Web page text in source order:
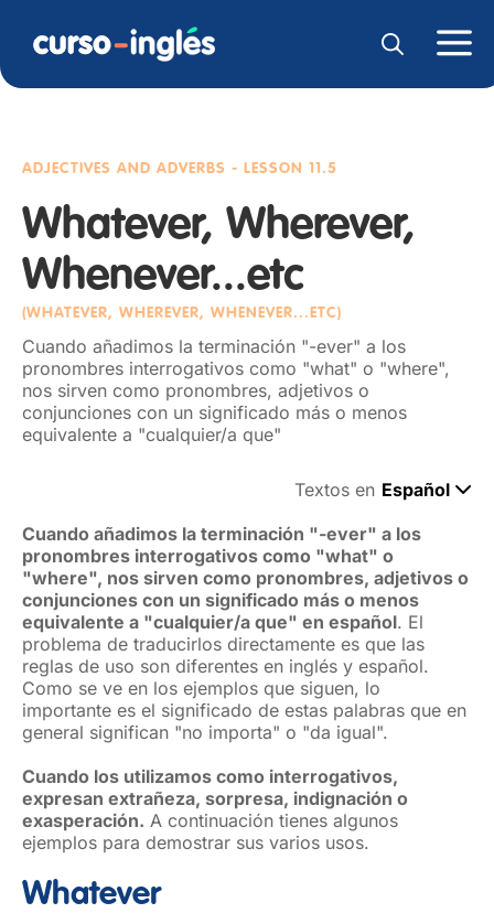
ADJECTIVES AND ADVERBS - LESSON 11.5
Whatever, Wherever,
Whenever...etc
(WHATEVER, WHEREVER, WHENEVER...ETC)
Cuando añadimos la terminación "-ever" a los
pronombres interrogativos como "what" o "where",
nos sirven como pronombres, adjetivos o
conjunciones con un significado más o menos
equivalente a "cualquier/a que"
Textos en Español
Cuando añadimos la terminación "-ever" a los
pronombres interrogativos como "what" o
"where", nos sirven como pronombres, adjetivos o
conjunciones con un significado más o menos
equivalente a "cualquier/a que" en español. El
problema de traducirlos directamente es que las
reglas de uso son diferentes en inglés y español.
Como se ve en los ejemplos que siguen, lo
importante es el significado de estas palabras que en
general significan "no importa" o "da igual".
Cuando los utilizamos como interrogativos,
expresan extrañeza, sorpresa, indignación o
exasperación. A continuación tienes algunos
ejemplos para demostrar sus varios usos.
Whatever